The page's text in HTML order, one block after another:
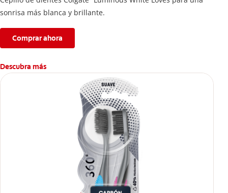
sonrisa más blanca y brillante.
Comprar ahora
Descubra más